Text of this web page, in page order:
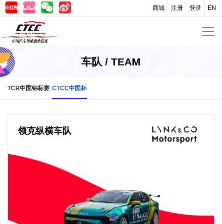
EN
登录
注册
商城
车队 / TEAM
TCR中国锦标赛 CTCC中国杯
领克纵横车队